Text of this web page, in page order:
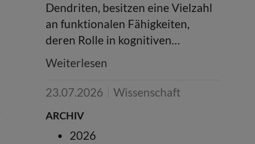
Dendriten, besitzen eine Vielzahl
an funktionalen Fähigkeiten,
deren Rolle in kognitiven…
Weiterlesen
23.07.2026 Wissenschaft
ARCHIV
2026